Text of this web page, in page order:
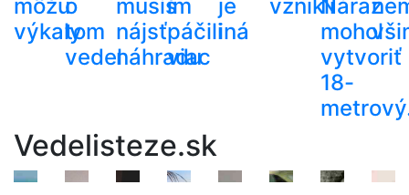
môžu
výkaly
o
tom
vedel
musíš
nájsť
náhradu
im
páčili
viac
je
iná
vznikliNáraz
mohol
vytvoriť
18-
Vedelisteze.sk